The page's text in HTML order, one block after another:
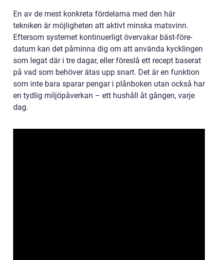
En av de mest konkreta fördelarna med den här
tekniken är möjligheten att aktivt minska matsvinn.
Eftersom systemet kontinuerligt övervakar bäst-före-
datum kan det påminna dig om att använda kycklingen
som legat där i tre dagar, eller föreslå ett recept baserat
på vad som behöver ätas upp snart. Det är en funktion
som inte bara sparar pengar i plånboken utan också har
en tydlig miljöpåverkan – ett hushåll åt gången, varje
dag.